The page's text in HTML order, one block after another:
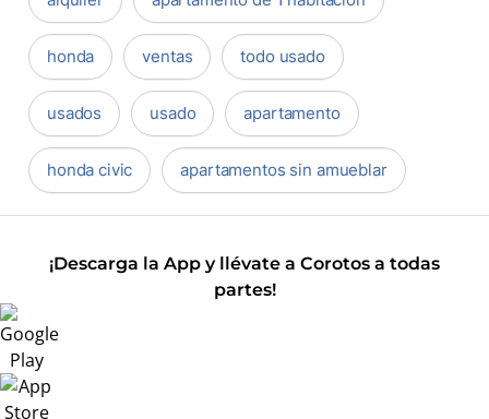
honda ventas todo usado
usados usado apartamento
honda civic apartamentos sin amueblar
¡Descarga la App y llévate a Corotos a todas
partes!